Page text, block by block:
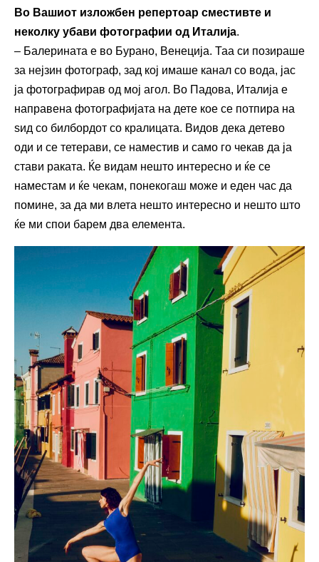
Во Вашиот изложбен репертоар сместивте и
неколку убави фотографии од Италија.
– Балерината е во Бурано, Венеција. Таа си позираше
за нејзин фотограф, зад кој имаше канал со вода, јас
ја фотографирав од мој агол. Во Падова, Италија е
направена фотографијата на дете кое се потпира на
ѕид со билбордот со кралицата. Видов дека детево
оди и се тетерави, се наместив и само го чекав да ја
стави раката. Ќе видам нешто интересно и ќе се
наместам и ќе чекам, понекогаш може и еден час да
помине, за да ми влета нешто интересно и нешто што
ќе ми спои барем два елемента.